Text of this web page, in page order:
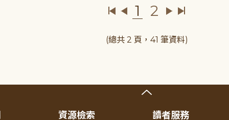
1 2
(總共 2 頁，41 筆資料)
資源檢索 讀者服務